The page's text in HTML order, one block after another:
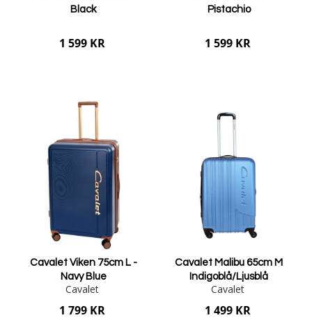
Black
1 599 KR
Pistachio
1 599 KR
Cavalet Viken 75cm L -
Navy Blue
Cavalet
1 799 KR
Cavalet Malibu 65cm M
Indigoblå/Ljusblå
Cavalet
1 499 KR